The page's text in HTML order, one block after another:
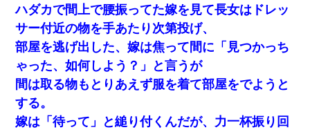
ハダカで間上で腰振ってた嫁を見て長女はドレッ
サー付近の物を手あたり次第投げ、
部屋を逃げ出した、嫁は焦って間に「見つかっち
ゃった、如何しよう？」と言うが
間は取る物もとりあえず服を着て部屋をでようと
する。
嫁は「待って」と縋り付くんだが、力一杯振り回